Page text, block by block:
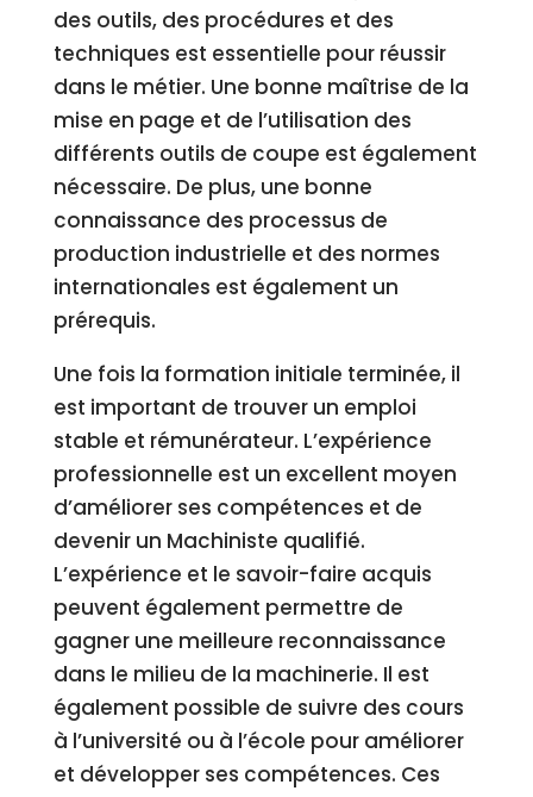
des outils, des procédures et des
techniques est essentielle pour réussir
dans le métier. Une bonne maîtrise de la
mise en page et de l’utilisation des
différents outils de coupe est également
nécessaire. De plus, une bonne
connaissance des processus de
production industrielle et des normes
internationales est également un
prérequis.
Une fois la formation initiale terminée, il
est important de trouver un emploi
stable et rémunérateur. L’expérience
professionnelle est un excellent moyen
d’améliorer ses compétences et de
devenir un Machiniste qualifié.
L’expérience et le savoir-faire acquis
peuvent également permettre de
gagner une meilleure reconnaissance
dans le milieu de la machinerie. Il est
également possible de suivre des cours
à l’université ou à l’école pour améliorer
et développer ses compétences. Ces